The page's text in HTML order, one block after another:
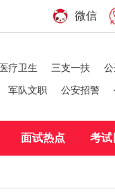
微信
医疗卫生 三支一扶
军队文职 公安招警
面试热点 考试